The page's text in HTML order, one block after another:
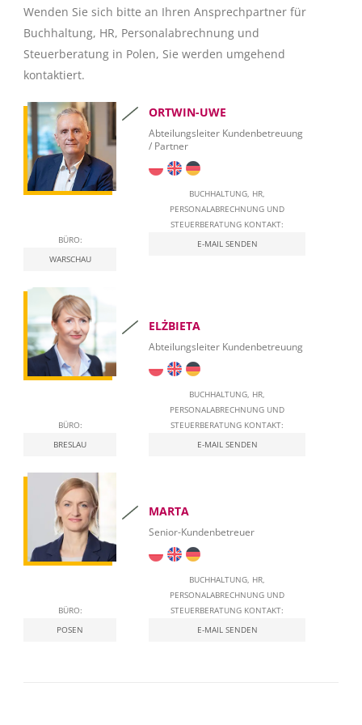
Besteuerung
Unternehmensbesteuerung (KSt)
Mehrwertsteuer (MwSt)
Immobilienbesteuerung
Beschäftigung von Ausländern in Polen
In Polen in die Selbständigkeit starten
Sozialversicherungsbeiträge
Qualifizierte elektronische Signatur
Wenden Sie sich bitte an Ihren Ansprechpartner für
Buchhaltung, HR, Personalabrechnung und
Steuerberatung in Polen, Sie werden umgehend
kontaktiert.
BÜRO:
WARSCHAU
ORTWIN-UWE
Abteilungsleiter Kundenbetreuung
/ Partner
BUCHHALTUNG, HR,
PERSONALABRECHNUNG UND
STEUERBERATUNG KONTAKT:
E-MAIL SENDEN
BÜRO:
BRESLAU
ELŻBIETA
Abteilungsleiter Kundenbetreuung
BUCHHALTUNG, HR,
PERSONALABRECHNUNG UND
STEUERBERATUNG KONTAKT:
E-MAIL SENDEN
BÜRO:
POSEN
MARTA
Senior-Kundenbetreuer
BUCHHALTUNG, HR,
PERSONALABRECHNUNG UND
STEUERBERATUNG KONTAKT:
E-MAIL SENDEN